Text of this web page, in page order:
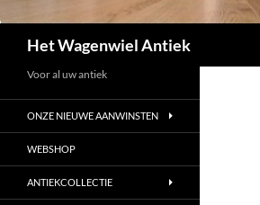
Het Wagenwiel Antiek
Voor al uw antiek
ONZE NIEUWE AANWINSTEN
WEBSHOP
ANTIEKCOLLECTIE